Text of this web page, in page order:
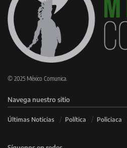
© 2025 México Comunica.
Navega nuestro sitio
Últimas Noticias Política Policiaca